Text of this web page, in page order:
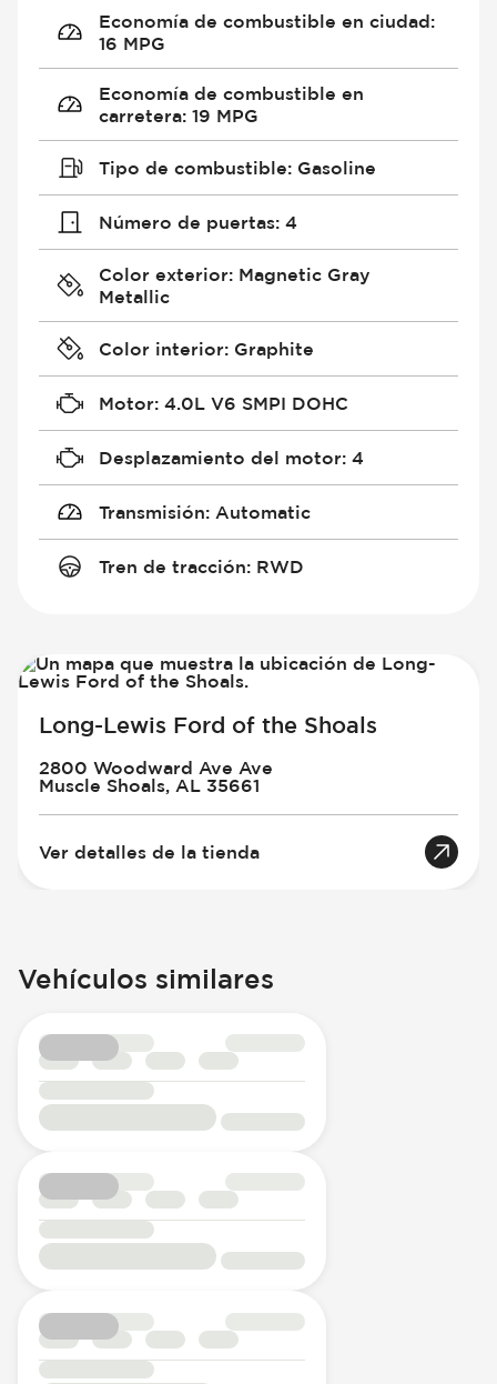
Economía de combustible en ciudad:
16 MPG
Economía de combustible en
carretera: 19 MPG
Tipo de combustible: Gasoline
Número de puertas: 4
Color exterior: Magnetic Gray
Metallic
Color interior: Graphite
Motor: 4.0L V6 SMPI DOHC
Desplazamiento del motor: 4
Transmisión: Automatic
Tren de tracción: RWD
Long-Lewis Ford of the Shoals
2800 Woodward Ave Ave
Muscle Shoals, AL 35661
Ver detalles de la tienda
Vehículos similares